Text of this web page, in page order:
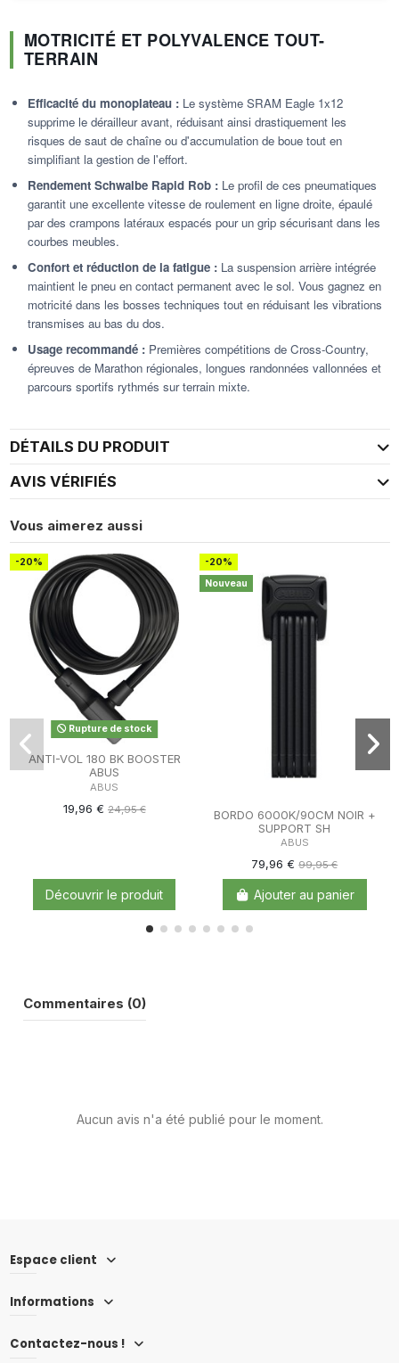
MOTRICITÉ ET POLYVALENCE TOUT-
TERRAIN
Efficacité du monoplateau :Le système SRAM Eagle 1x12
supprime le dérailleur avant, réduisant ainsi drastiquement les
risques de saut de chaîne ou d'accumulation de boue tout en
simplifiant la gestion de l'effort.
Rendement Schwalbe Rapid Rob :Le profil de ces pneumatiques
garantit une excellente vitesse de roulement en ligne droite, épaulé
par des crampons latéraux espacés pour un grip sécurisant dans les
courbes meubles.
Confort et réduction de la fatigue :La suspension arrière intégrée
maintient le pneu en contact permanent avec le sol. Vous gagnez en
motricité dans les bosses techniques tout en réduisant les vibrations
transmises au bas du dos.
Usage recommandé :Premières compétitions de Cross-Country,
épreuves de Marathon régionales, longues randonnées vallonnées et
parcours sportifs rythmés sur terrain mixte.
DÉTAILS DU PRODUIT
AVIS VÉRIFIÉS
Vous aimerez aussi
-20%
Rupture de stock
ANTI-VOL 180 BK BOOSTER
ABUS
ABUS
19,96 € 24,95 €
Découvrir le produit
-20%
Nouveau
BORDO 6000K/90CM NOIR +
SUPPORT SH
ABUS
79,96 €99,95 €
Ajouter au panier
Commentaires (0)
Aucun avis n'a été publié pour le moment.
Espace client
Informations
Contactez-nous !